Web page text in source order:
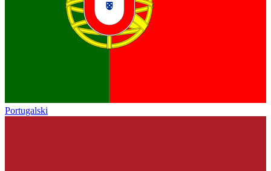
Portugalski